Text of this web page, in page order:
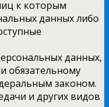
к которым
данных либо
данных,
обязательному
законом.
и других видов